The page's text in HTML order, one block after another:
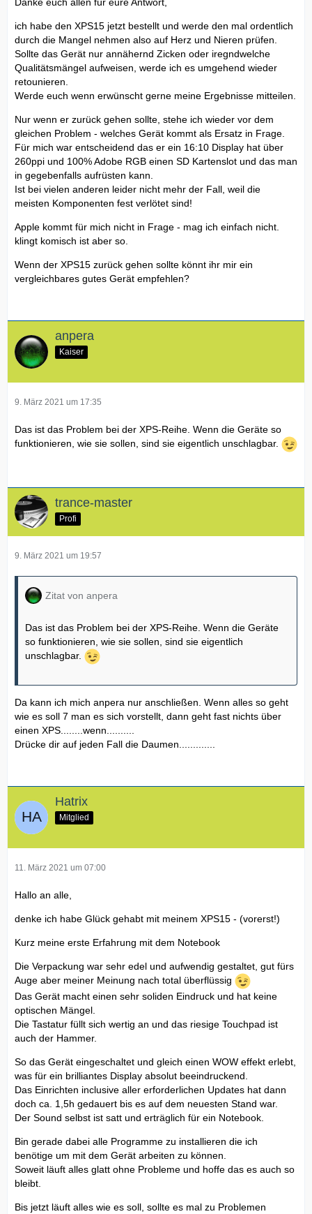
Danke euch allen für eure Antwort,
ich habe den XPS15 jetzt bestellt und werde den mal ordentlich
durch die Mangel nehmen also auf Herz und Nieren prüfen.
Sollte das Gerät nur annähernd Zicken oder iregndwelche
Qualitätsmängel aufweisen, werde ich es umgehend wieder
retounieren.
Werde euch wenn erwünscht gerne meine Ergebnisse mitteilen.
Nur wenn er zurück gehen sollte, stehe ich wieder vor dem
gleichen Problem - welches Gerät kommt als Ersatz in Frage.
Für mich war entscheidend das er ein 16:10 Display hat über
260ppi und 100% Adobe RGB einen SD Kartenslot und das man
in gegebenfalls aufrüsten kann.
Ist bei vielen anderen leider nicht mehr der Fall, weil die
meisten Komponenten fest verlötet sind!
Apple kommt für mich nicht in Frage - mag ich einfach nicht.
klingt komisch ist aber so.
Wenn der XPS15 zurück gehen sollte könnt ihr mir ein
vergleichbares gutes Gerät empfehlen?
anpera
Kaiser
9. März 2021 um 17:35
Das ist das Problem bei der XPS-Reihe. Wenn die Geräte so
funktionieren, wie sie sollen, sind sie eigentlich unschlagbar.
trance-master
Profi
9. März 2021 um 19:57
Zitat von anpera
Das ist das Problem bei der XPS-Reihe. Wenn die Geräte
so funktionieren, wie sie sollen, sind sie eigentlich
unschlagbar.
Da kann ich mich anpera nur anschließen. Wenn alles so geht
wie es soll 7 man es sich vorstellt, dann geht fast nichts über
einen XPS........wenn..........
Drücke dir auf jeden Fall die Daumen.............
Hatrix
Mitglied
11. März 2021 um 07:00
Hallo an alle,
denke ich habe Glück gehabt mit meinem XPS15 - (vorerst!)
Kurz meine erste Erfahrung mit dem Notebook
Die Verpackung war sehr edel und aufwendig gestaltet, gut fürs
Auge aber meiner Meinung nach total überflüssig
Das Gerät macht einen sehr soliden Eindruck und hat keine
optischen Mängel.
Die Tastatur füllt sich wertig an und das riesige Touchpad ist
auch der Hammer.
So das Gerät eingeschaltet und gleich einen WOW effekt erlebt,
was für ein brilliantes Display absolut beeindruckend.
Das Einrichten inclusive aller erforderlichen Updates hat dann
doch ca. 1,5h gedauert bis es auf dem neuesten Stand war.
Der Sound selbst ist satt und erträglich für ein Notebook.
Bin gerade dabei alle Programme zu installieren die ich
benötige um mit dem Gerät arbeiten zu können.
Soweit läuft alles glatt ohne Probleme und hoffe das es auch so
bleibt.
Bis jetzt läuft alles wie es soll, sollte es mal zu Problemen